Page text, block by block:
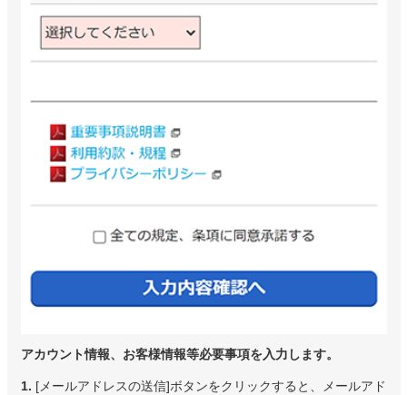
アカウント情報、お客様情報等必要事項を入力します。
1. [メールアドレスの送信]ボタンをクリックすると、メールアド